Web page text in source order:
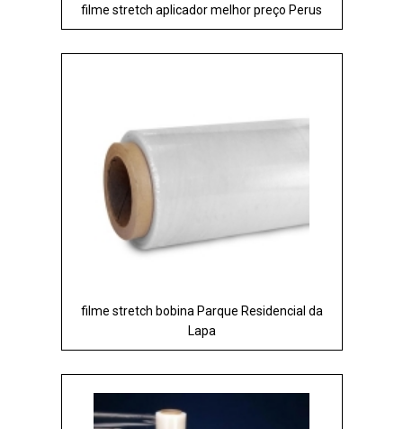
filme stretch aplicador melhor preço Perus
filme stretch bobina Parque Residencial da
Lapa